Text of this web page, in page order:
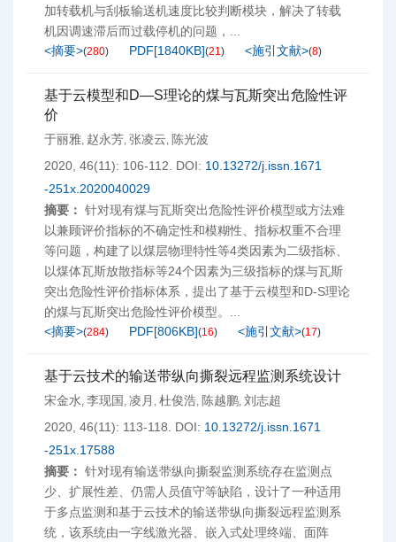
加转载机与刮板输送机速度比较判断模块，解决了转载
机因调速滞后而过载停机的问题，...
<摘要>(280) PDF[1840KB](21) <施引文献>(8)
基于云模型和D—S理论的煤与瓦斯突出危险性评
价
于丽雅, 赵永芳, 张凌云, 陈光波
2020, 46(11): 106-112.
DOI: 10.13272/j.issn.1671
-251x.2020040029
摘要： 针对现有煤与瓦斯突出危险性评价模型或方法难
以兼顾评价指标的不确定性和模糊性、指标权重不合理
等问题，构建了以煤层物理特性等4类因素为二级指标、
以煤体瓦斯放散指标等24个因素为三级指标的煤与瓦斯
突出危险性评价指标体系，提出了基于云模型和D-S理论
的煤与瓦斯突出危险性评价模型。...
<摘要>(284) PDF[806KB](16) <施引文献>(17)
基于云技术的输送带纵向撕裂远程监测系统设计
宋金水, 李现国 , 凌月 , 杜俊浩, 陈越鹏, 刘志超
2020, 46(11): 113-118.
DOI: 10.13272/j.issn.1671
-251x.17588
摘要： 针对现有输送带纵向撕裂监测系统存在监测点
少、扩展性差、仍需人员值守等缺陷，设计了一种适用
于多点监测和基于云技术的输送带纵向撕裂远程监测系
统，该系统由一字线激光器、嵌入式处理终端、面阵